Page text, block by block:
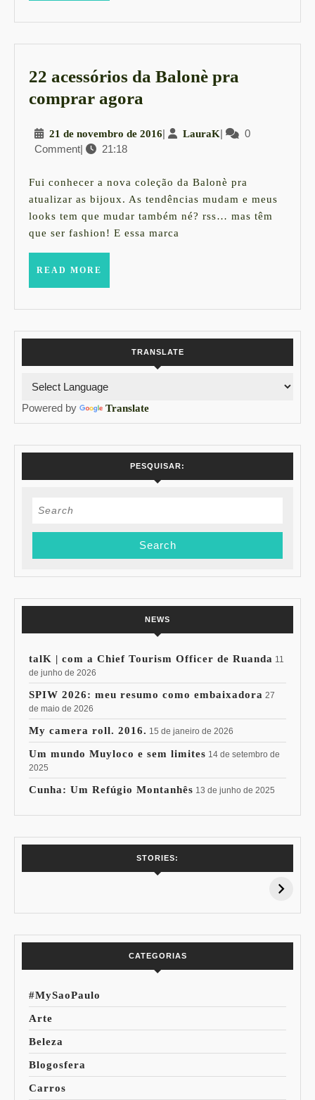
22 acessórios da Balonè pra
comprar agora
da
pra
comprar
agora
21 de novembro de 201621
de
2016
| LauraKLauraK
|
0
Comment| 21:18
Fui conhecer a nova coleção da Balonè pra
atualizar as bijoux. As tendências mudam e meus
looks tem que mudar também né? rss… mas têm
que ser fashion! E essa marca
READ MORE
TRANSLATE
Powered by Translate
PESQUISAR:
Search
NEWS
talK | com a Chief Tourism Officer de Ruanda 11
de junho de 2026
SPIW 2026: meu resumo como embaixadora 27
de maio de 2026
My camera roll. 2016. 15 de janeiro de 2026
Um mundo Muyloco e sem limites 14 de setembro de
2025
Cunha: Um Refúgio Montanhês 13 de junho de 2025
STORIES:
15% de
Pessoal: Os
CATEGORIAS
#MySaoPaulo
Arte
Beleza
Blogosfera
Carros